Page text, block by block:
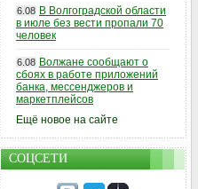
6.08 В Волгоградской области
в июле без вести пропали 70
человек
6.08 Волжане сообщают о
сбоях в работе приложений
банка, мессенджеров и
маркетплейсов
Ещё новое на сайте
СОЦСЕТИ